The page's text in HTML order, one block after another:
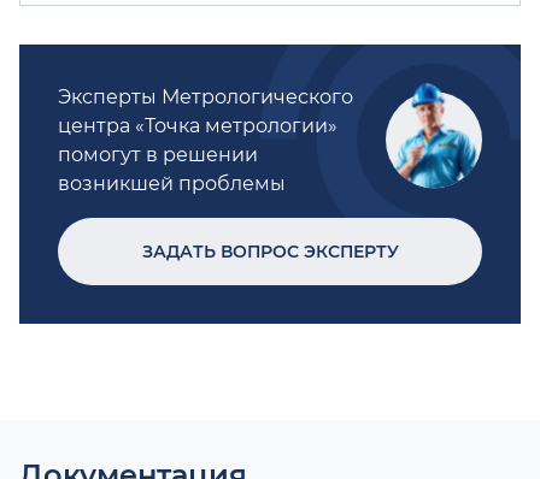
Эксперты Метрологического
центра «Точка метрологии»
помогут в решении
возникшей проблемы
ЗАДАТЬ ВОПРОС ЭКСПЕРТУ